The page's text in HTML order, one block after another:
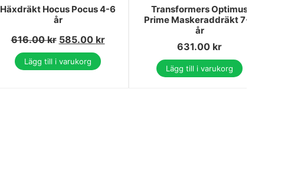
Häxdräkt Hocus Pocus 4-6
år
616.00kr 585.00 kr
Lägg till i varukorg
Transformers Optimus
Prime Maskeraddräkt 7-8
år
631.00 kr
Lägg till i varukorg